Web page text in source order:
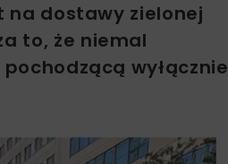
na dostawy zielonej
to, że niemal
wyłącznie